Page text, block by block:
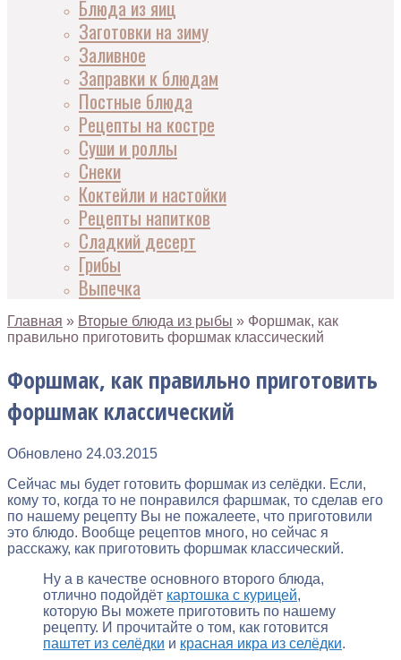
Блюда из яиц
Заготовки на зиму
Заливное
Заправки к блюдам
Постные блюда
Рецепты на костре
Суши и роллы
Снеки
Коктейли и настойки
Рецепты напитков
Сладкий десерт
Грибы
Выпечка
Главная » Вторые блюда из рыбы » Форшмак, как
правильно приготовить форшмак классический
Форшмак, как правильно приготовить
форшмак классический
Обновлено 24.03.2015
Сейчас мы будет готовить форшмак из селёдки. Если,
кому то, когда то не понравился фаршмак, то сделав его
по нашему рецепту Вы не пожалеете, что приготовили
это блюдо. Вообще рецептов много, но сейчас я
расскажу, как приготовить форшмак классический.
Ну а в качестве основного второго блюда,
отлично подойдёт картошка с курицей,
которую Вы можете приготовить по нашему
рецепту. И прочитайте о том, как готовится
паштет из селёдки и красная икра из селёдки.